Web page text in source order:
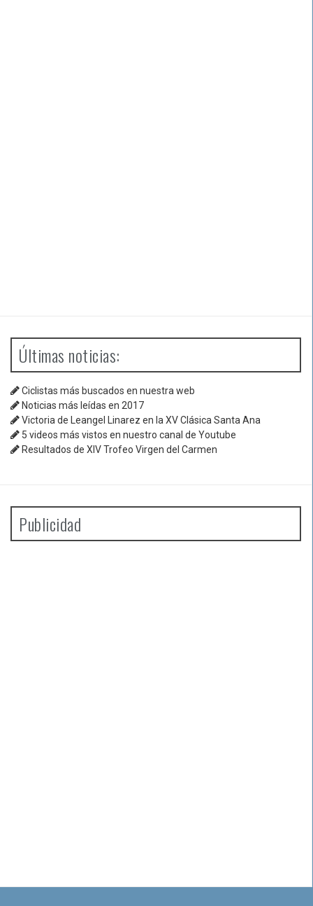
Últimas noticias:
Ciclistas más buscados en nuestra web
Noticias más leídas en 2017
Victoria de Leangel Linarez en la XV Clásica Santa Ana
5 videos más vistos en nuestro canal de Youtube
Resultados de XIV Trofeo Virgen del Carmen
Publicidad